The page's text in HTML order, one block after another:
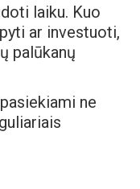
laiku. Kuo
ar investuoti,
palūkanų
ne